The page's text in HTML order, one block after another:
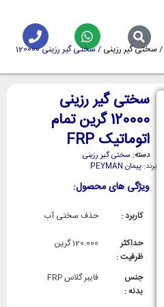
/ سختی گیر رزینی
/ سختی گیر رزینی 120000
سختی گیر رزینی
120000 گرین تمام
اتوماتیک FRP
دسته: سختی گیر رزینی
برند: پیمان PEYMAN
ویژگی های محصول:
کاربرد :
حذف سختی آب
حداکثر
ظرفیت :
120.000 گرین
جنس
بدنه :
فایبر گلاس FRP